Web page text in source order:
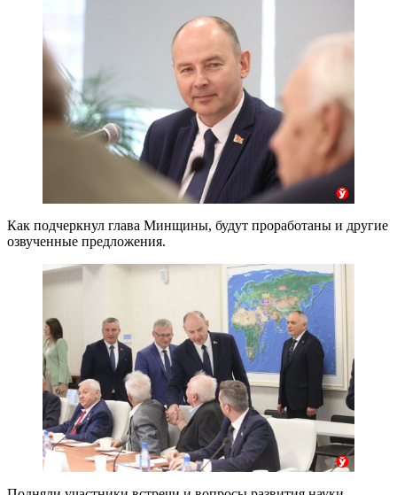
Как подчеркнул глава Минщины, будут проработаны и другие
озвученные предложения.